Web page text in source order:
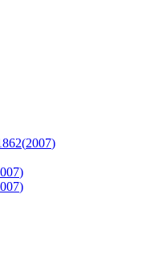
(2007)
)
)